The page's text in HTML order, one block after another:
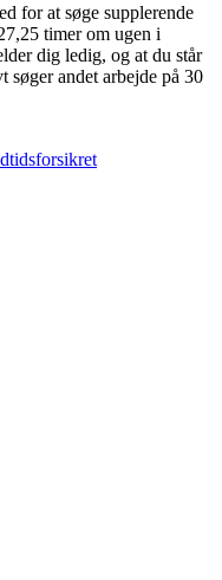
for at søge supplerende
timer om ugen i
dig ledig, og at du står
søger andet arbejde på 30